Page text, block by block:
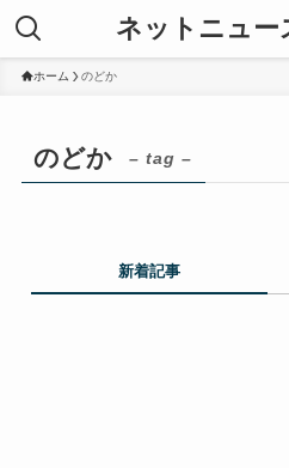
ネットニュー
ホーム のどか
のどか – tag –
新着記事